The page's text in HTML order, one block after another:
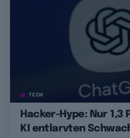
TECH
Hacker-Hype: Nur 1,3
KI entlarvten